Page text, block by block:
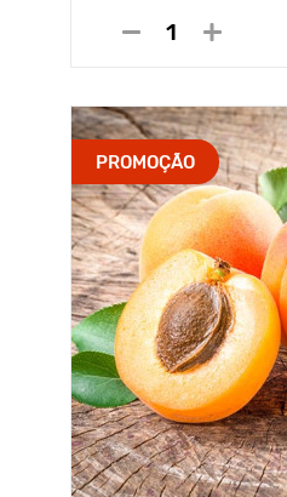
PROMOÇÃO